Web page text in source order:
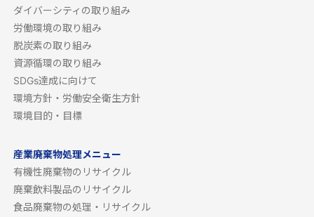
ダイバーシティの取り組み
労働環境の取り組み
脱炭素の取り組み
資源循環の取り組み
SDGs達成に向けて
環境方針・労働安全衛生方針
環境目的・目標
産業廃棄物処理メニュー
有機性廃棄物のリサイクル
廃棄飲料製品のリサイクル
食品廃棄物の処理・リサイクル